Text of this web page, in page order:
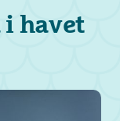
havet